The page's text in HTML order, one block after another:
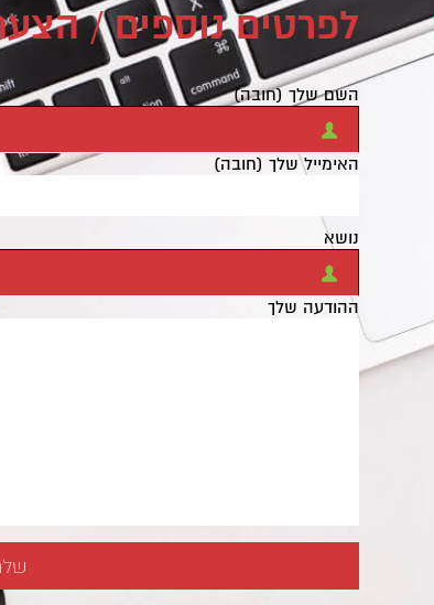
לפרטים נוספים /
השם שלך (חובה)
האימייל שלך (חובה)
נושא
ההודעה שלך